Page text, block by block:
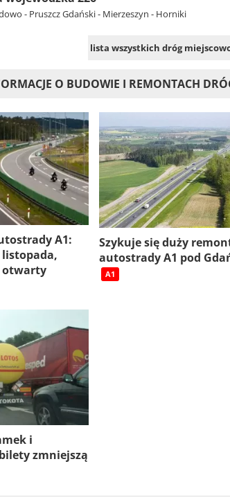
- Pruszcz Gdański - Mierzeszyn - Horniki
lista wszystkich dróg
O BUDOWIE I REMONTACH
A1:
listopada,
otwarty
Szykuje się duży
autostrady A1 pod
A1
i
zmniejszą